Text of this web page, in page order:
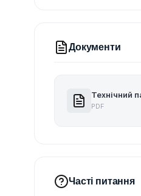
Документи
Технічний
PDF
Часті питання